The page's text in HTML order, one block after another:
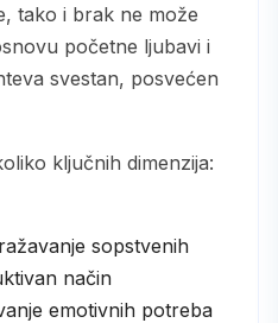
tako i brak ne može
početne ljubavi i
svestan, posvećen
ključnih dimenzija:
sopstvenih
način
emotivnih potreba